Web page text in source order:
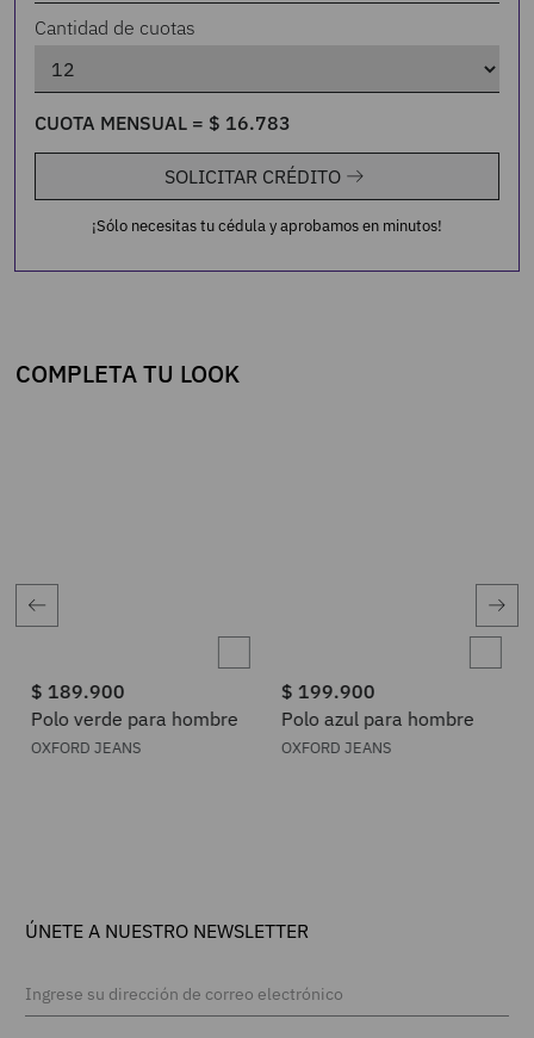
Cantidad de cuotas
CUOTA MENSUAL = $ 16.783
SOLICITAR CRÉDITO
¡Sólo necesitas tu cédula y aprobamos en minutos!
COMPLETA TU LOOK
$ 189.900
Polo verde para hombre
OXFORD JEANS
$ 199.900
Polo azul para hombre
OXFORD JEANS
ÚNETE A NUESTRO NEWSLETTER